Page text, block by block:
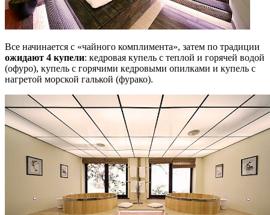
Все начинается с «чайного комплимента», затем по традиции
ожидают 4 купели: кедровая купель с теплой и горячей водой
(офуро), купель с горячими кедровыми опилками и купель с
нагретой морской галькой (фурако).